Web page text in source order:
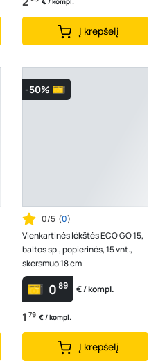
Į krepšelį
-50%
0/5 (0)
Vienkartinės lėkštės ECO GO 15,
baltos sp., popierinės, 15 vnt.,
skersmuo 18 cm
089 € / kompl.
1 79 € / kompl.
Į krepšelį